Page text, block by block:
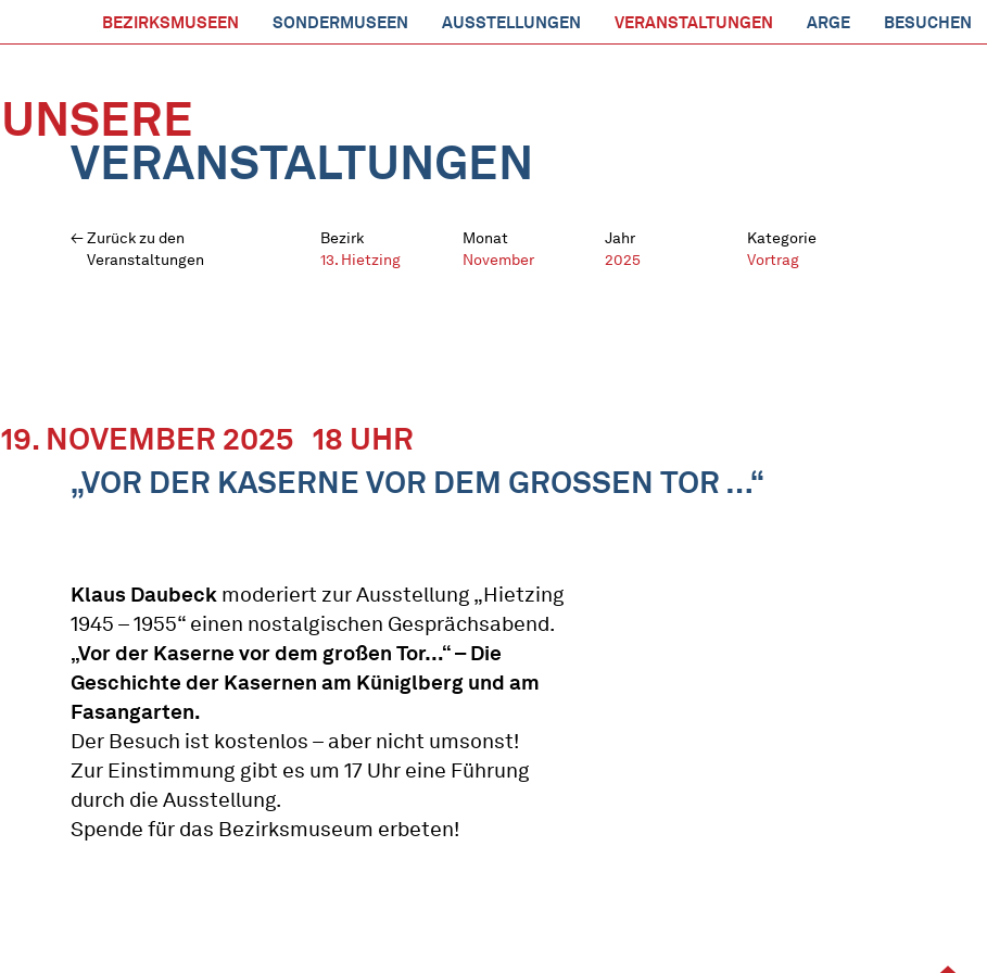
BEZIRKSMUSEEN SONDERMUSEEN AUSSTELLUNGEN VERANSTALTUNGEN ARGE BESUCHEN
UNSERE
VERANSTALTUNGEN
Zurück zu den
Veranstaltungen
Bezirk
13. Hietzing
Monat
November
Jahr
2025
Kategorie
Vortrag
19. NOVEMBER 2025 18 UHR
„VOR DER KASERNE VOR DEM GROSSEN TOR …“
Klaus Daubeck moderiert zur Ausstellung „Hietzing
1945 – 1955“ einen nostalgischen Gesprächsabend.
„Vor der Kaserne vor dem großen Tor…“ – Die
Geschichte der Kasernen am Küniglberg und am
Fasangarten.
Der Besuch ist kostenlos – aber nicht umsonst!
Zur Einstimmung gibt es um 17 Uhr eine Führung
durch die Ausstellung.
Spende für das Bezirksmuseum erbeten!